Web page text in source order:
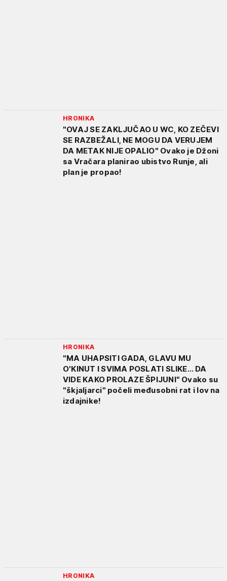
HRONIKA
"OVAJ SE ZAKLJUČAO U WC, KO ZEČEVI
SE RAZBEŽALI, NE MOGU DA VERUJEM
DA METAK NIJE OPALIO" Ovako je Džoni
sa Vračara planirao ubistvo Runje, ali
plan je propao!
HRONIKA
"MA UHAPSITI GADA, GLAVU MU
O'KINUT I SVIMA POSLATI SLIKE... DA
VIDE KAKO PROLAZE ŠPIJUNI" Ovako su
"škjaljarci" počeli međusobni rat i lov na
izdajnike!
HRONIKA